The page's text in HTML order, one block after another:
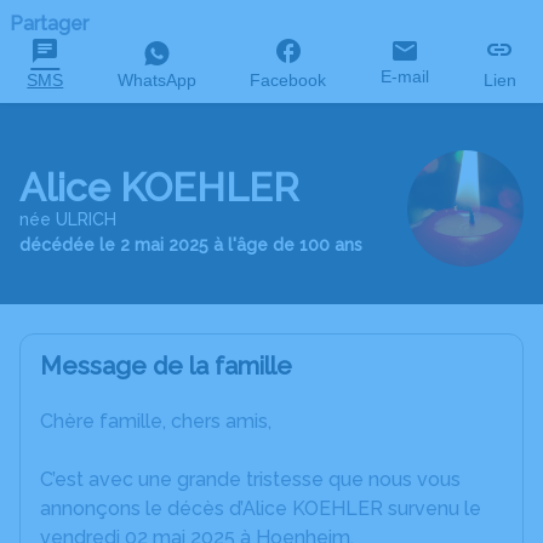
Partager
SMS WhatsApp Facebook E-mail Lien
Alice KOEHLER
née ULRICH
décédée le 2 mai 2025 à l'âge de 100 ans
Message de la famille
Chère famille, chers amis,
C’est avec une grande tristesse que nous vous
annonçons le décès d’Alice KOEHLER survenu le
vendredi 02 mai 2025 à Hoenheim.